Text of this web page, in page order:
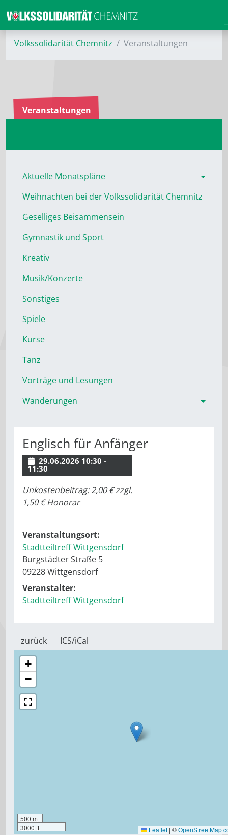
Volkssolidarität Chemnitz Veranstaltungen
Veranstaltungen
Aktuelle Monatspläne
Weihnachten bei der Volkssolidarität Chemnitz
Geselliges Beisammensein
Gymnastik und Sport
Kreativ
Musik/Konzerte
Sonstiges
Spiele
Kurse
Tanz
Vorträge und Lesungen
Wanderungen
Englisch für Anfänger
29.06.2026 10:30 -
11:30
Unkostenbeitrag: 2,00 € zzgl.
1,50 € Honorar
Veranstaltungsort:
Stadtteiltreff Wittgensdorf
Burgstädter Straße 5
09228 Wittgensdorf
Veranstalter:
Stadtteiltreff Wittgensdorf
zurück ICS/iCal
+
−
500 m
3000 ft
Leaflet | ©OpenStreetMap